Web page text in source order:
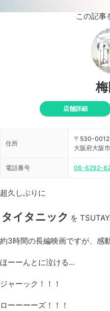
この記事
店舗詳細
住所
〒530-0012
大阪府大阪
電話番号 06-6292-
超久しぶりに
タイタニック を
約3時間の長編映画ですが、感
ほーーんとに泣ける…
ジャーック！！！
ローーーーズ！！！